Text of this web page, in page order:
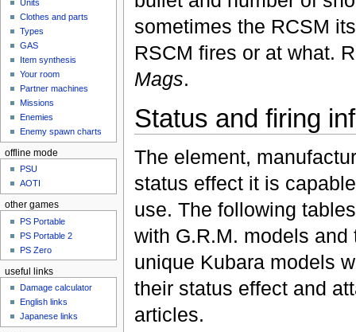
sometimes the RCSM
RSCM fires or at what.
Mags.
Status and firing
The element,
status effect it is
use. The following
with G.R.M. models
unique Kubara models
their status effect and
articles.
Units
Clothes and parts
Types
GAS
Item synthesis
Your room
Partner machines
Missions
Enemies
Enemy spawn charts
offline mode
PSU
AOTI
other games
PS Portable
PS Portable 2
PS Zero
useful links
Damage calculator
English links
Japanese links